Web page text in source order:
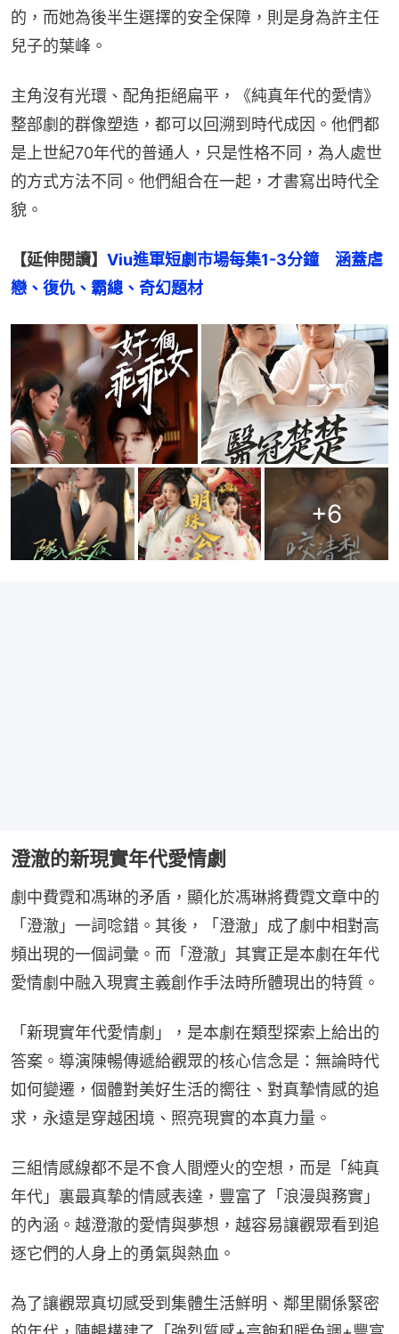
的，而她為後半生選擇的安全保障，則是身為許主任
兒子的葉峰。
主角沒有光環、配角拒絕扁平，《純真年代的愛情》
整部劇的群像塑造，都可以回溯到時代成因。他們都
是上世紀70年代的普通人，只是性格不同，為人處世
的方式方法不同。他們組合在一起，才書寫出時代全
貌。
【延伸閱讀】 Viu進軍短劇市場每集1-3分鐘　涵蓋虐
戀、復仇、霸總、奇幻題材
+6
澄澈的新現實年代愛情劇
劇中費霓和馮琳的矛盾，顯化於馮琳將費霓文章中的
「澄澈」一詞唸錯。其後，「澄澈」成了劇中相對高
頻出現的一個詞彙。而「澄澈」其實正是本劇在年代
愛情劇中融入現實主義創作手法時所體現出的特質。
「新現實年代愛情劇」，是本劇在類型探索上給出的
答案。導演陳暢傳遞給觀眾的核心信念是：無論時代
如何變遷，個體對美好生活的嚮往、對真摯情感的追
求，永遠是穿越困境、照亮現實的本真力量。
三組情感線都不是不食人間煙火的空想，而是「純真
年代」裏最真摯的情感表達，豐富了「浪漫與務實」
的內涵。越澄澈的愛情與夢想，越容易讓觀眾看到追
逐它們的人身上的勇氣與熱血。
為了讓觀眾真切感受到集體生活鮮明、鄰里關係緊密